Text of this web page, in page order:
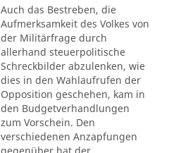
Auch das Bestreben, die
Aufmerksamkeit des Volkes von
der Militärfrage durch
allerhand steuerpolitische
Schreckbilder abzulenken, wie
dies in den Wahlaufrufen der
Opposition geschehen, kam in
den Budgetverhandlungen
zum Vorschein. Den
verschiedenen Anzapfungen